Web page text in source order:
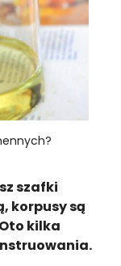
szafki
korpusy są
kilka